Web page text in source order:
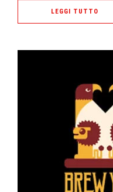
LEGGI TUTTO